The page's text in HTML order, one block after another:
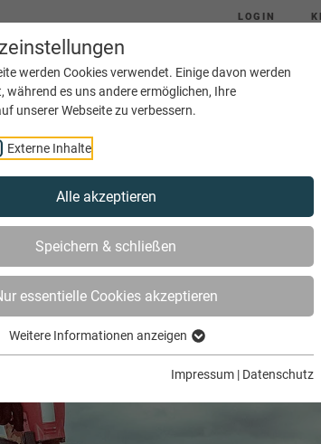
werden Cookies verwendet. Einige davon werden
während es uns andere ermöglichen, Ihre
unserer Webseite zu verbessern.
Externe Inhalte
Alle akzeptieren
Speichern & schließen
essentielle Cookies akzeptieren
Weitere Informationen anzeigen
Impressum | Datenschutz
LOGIN
Aktuelles Ausbildung